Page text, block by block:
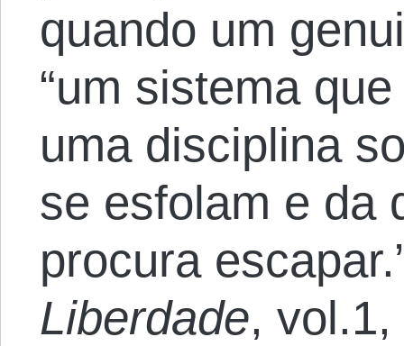
quando um
“um sistema
uma disciplina
se esfolam e da
procura
Liberdade,